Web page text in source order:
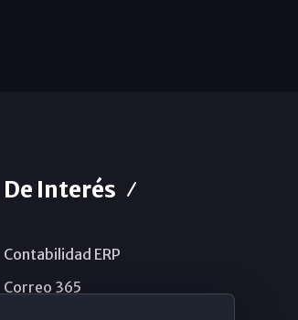
De Interés
Contabilidad ERP
Correo 365